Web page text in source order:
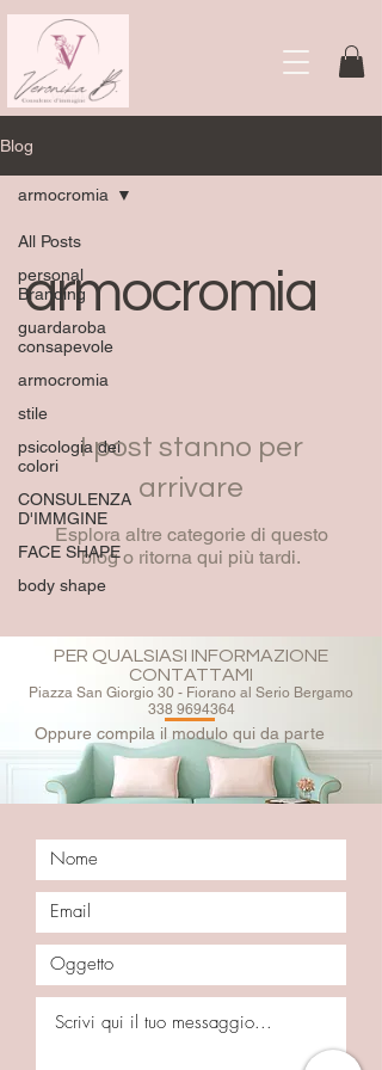
Blog
All Posts
personal
Branding
guardaroba
consapevole
armocromia
stile
psicologia dei
colori
CONSULENZA
D'IMMGINE
FACE SHAPE
body shape
armocromia
armocromia
I post stanno per
arrivare
Esplora altre categorie di questo
blog o ritorna qui più tardi.
PER QUALSIASI INFORMAZIONE
CONTATTAMI
Piazza San Giorgio 30 - Fiorano al Serio Bergamo
338 9694364
Oppure compila il modulo qui da parte